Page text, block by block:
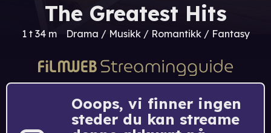
The Greatest Hits
1 t 34 m Drama / Musikk / Romantikk / Fantasy
Ooops, vi finner ingen
steder du kan streame